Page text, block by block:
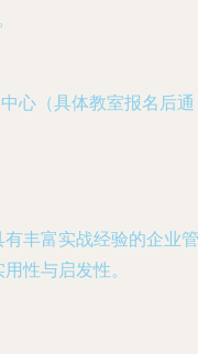
心（具体教室报名后通
丰富实战经验的企业管
性与启发性。